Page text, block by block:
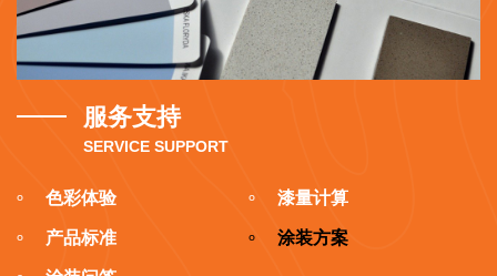
服务支持
SERVICE SUPPORT
º 色彩体验 º
漆量计算
º
产品标准 º
涂装方案